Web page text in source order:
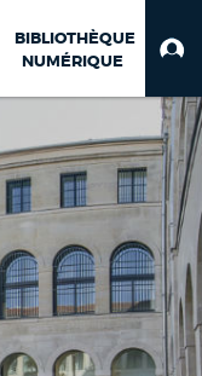
BIBLIOTHÈQUE
NUMÉRIQUE